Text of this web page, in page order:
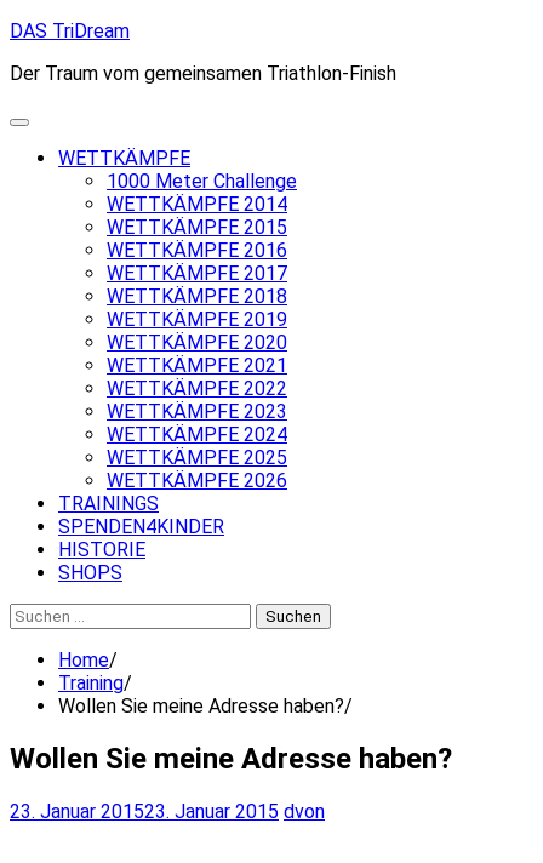
Skip
content
DAS TriDream
Der Traum vom gemeinsamen Triathlon-Finish
WETTKÄMPFE
1000 Meter Challenge
WETTKÄMPFE 2014
WETTKÄMPFE 2015
WETTKÄMPFE 2016
WETTKÄMPFE 2017
WETTKÄMPFE 2018
WETTKÄMPFE 2019
WETTKÄMPFE 2020
WETTKÄMPFE 2021
WETTKÄMPFE 2022
WETTKÄMPFE 2023
WETTKÄMPFE 2024
WETTKÄMPFE 2025
WETTKÄMPFE 2026
TRAININGS
SPENDEN4KINDER
HISTORIE
SHOPS
Suchen
nach:
Home
Training
Wollen Sie meine Adresse haben?
Wollen Sie meine Adresse haben?
23. Januar 201523. Januar 2015 dvon